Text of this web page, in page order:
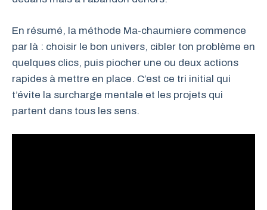
En résumé, la méthode Ma-chaumiere commence
par là : choisir le bon univers, cibler ton problème en
quelques clics, puis piocher une ou deux actions
rapides à mettre en place. C’est ce tri initial qui
t’évite la surcharge mentale et les projets qui
partent dans tous les sens.